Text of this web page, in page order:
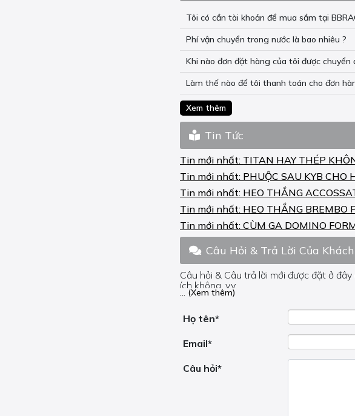
Tôi có cần tài khoản để mua sắm tại
Phí vận chuyển trong nước là bao nhiêu ?
Khi nào đơn đặt hàng của tôi được chuyển
Làm thế nào để tôi thanh toán cho đơn
Xem thêm
Tin Tức
Tin mới nhất: TITAN HAY THÉP
Tin mới nhất: PHUỘC SAU KYB CHO
Tin mới nhất: HEO THẮNG
Tin mới nhất: HEO THẮNG BREMBO
Tin mới nhất:CÙM GA DOMINO
Câu Hỏi & Trả Lời Của
Câu hỏi & Câu trả lời mới được đặt ở
ích không, v.v.
Nếu bạn cần trợ giúp về phần khác, vui
... (Xem thêm)
Họ tên*
Email*
Câu hỏi*